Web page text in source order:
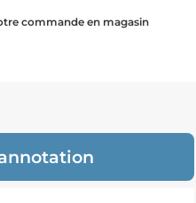
commande en magasin